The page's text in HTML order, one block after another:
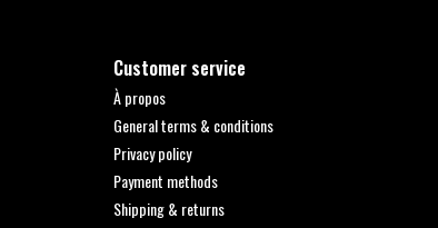
Customer service
À propos
General terms & conditions
Privacy policy
Payment methods
Shipping & returns